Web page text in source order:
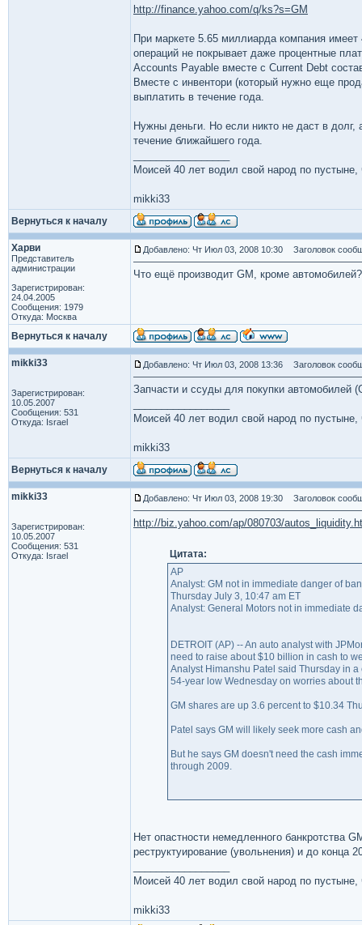
http://finance.yahoo.com/q/ks?s=GM
При маркете 5.65 миллиарда компания
операций не покрывает даже процентные
Accounts Payable вместе с Current Debt
Вместе с инвентори (который нужно еще
выплатить в течение года.
Нужны деньги. Но если никто не даст в долг,
течение ближайшего года.
Моисей 40 лет водил свой народ по
mikki33
Вернуться к началу
Харви
Представитель
администрации
Зарегистрирован:
24.04.2005
Сообщения: 1979
Откуда: Москва
Добавлено: Чт Июл 03, 2008 10:30 Заголовок
Что ещё производит GM, кроме автомобилей?
Вернуться к началу
mikki33
Зарегистрирован:
10.05.2007
Сообщения: 531
Откуда: Israel
Добавлено: Чт Июл 03, 2008 13:36 Заголовок
Запчасти и ссуды для покупки автомобилей
Моисей 40 лет водил свой народ по
mikki33
Вернуться к началу
mikki33
Зарегистрирован:
10.05.2007
Сообщения: 531
Откуда: Israel
Добавлено: Чт Июл 03, 2008 19:30 Заголовок
http://biz.yahoo.com/ap/080703/
Цитата:
AP
Analyst: GM not in immediate danger of
Thursday July 3, 10:47 am ET
Analyst: General Motors not in immediate
DETROIT (AP) -- An auto analyst with
need to raise about $10 billion in cash to
Analyst Himanshu Patel said Thursday in
54-year low Wednesday on worries about
GM shares are up 3.6 percent to $10.34
Patel says GM will likely seek more cash
But he says GM doesn't need the cash
through 2009.
Нет опастности немедленного банкротства
реструктуирование (увольнения) и до
Моисей 40 лет водил свой народ по
mikki33